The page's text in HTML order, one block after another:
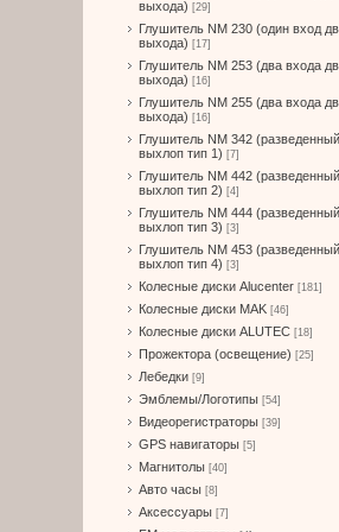
выхода) [29]
Глушитель NM 230 (один вход
выхода) [17]
Глушитель NM 253 (два входа
выхода) [16]
Глушитель NM 255 (два входа
выхода) [16]
Глушитель NM 342 (разведенный
выхлоп тип 1) [7]
Глушитель NM 442 (разведенный
выхлоп тип 2) [4]
Глушитель NM 444 (разведенный
выхлоп тип 3) [3]
Глушитель NM 453 (разведенный
выхлоп тип 4) [3]
Колесные диски Alucenter [181]
Колесные диски MAK [46]
Колесные диски ALUTEC [18]
Прожектора (освещение) [25]
Лебедки [9]
Эмблемы/Логотипы [54]
Видеорегистраторы [39]
GPS навигаторы [5]
Магнитолы [40]
Авто часы [8]
Аксессуары [7]